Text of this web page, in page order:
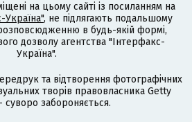
на цьому сайті із посиланням на
Україна", не підлягають подальшому
в будь-якій формі,
дозволу агентства "Інтерфакс-
Україна".
та відтворення фотографічних
творів правовласника Getty
суворо забороняється.